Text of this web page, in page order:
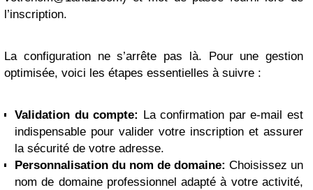
l’inscription.
La configuration ne s’arrête pas là. Pour une gestion
optimisée, voici les étapes essentielles à suivre :
Validation du compte: La confirmation par e-mail est
indispensable pour valider votre inscription et assurer
la sécurité de votre adresse.
Personnalisation du nom de domaine: Choisissez un
nom de domaine professionnel adapté à votre activité,